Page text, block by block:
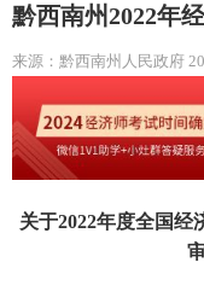
黔西南州2022年
来源： 黔西南州人民政府
关于2022年度全国经